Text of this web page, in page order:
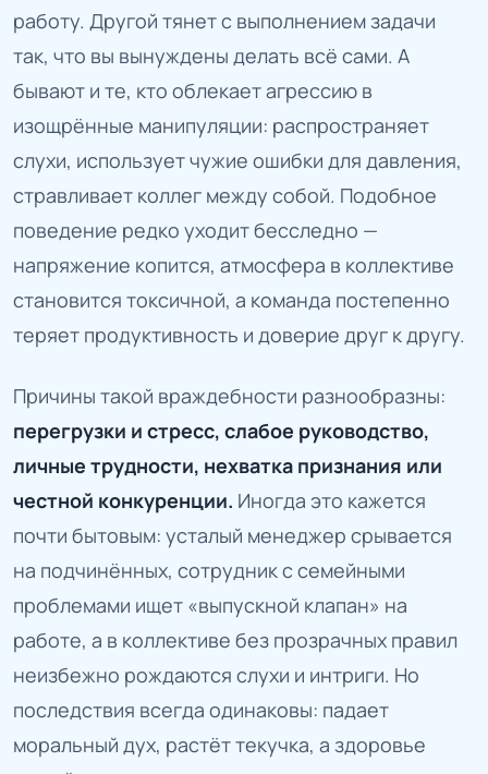
работу. Другой тянет с выполнением задачи
так, что вы вынуждены делать всё сами. А
бывают и те, кто облекает агрессию в
изощрённые манипуляции: распространяет
слухи, использует чужие ошибки для давления,
стравливает коллег между собой. Подобное
поведение редко уходит бесследно —
напряжение копится, атмосфера в коллективе
становится токсичной, а команда постепенно
теряет продуктивность и доверие друг к другу.
Причины такой враждебности разнообразны:
перегрузки и стресс, слабое руководство,
личные трудности, нехватка признания или
честной конкуренции. Иногда это кажется
почти бытовым: усталый менеджер срывается
на подчинённых, сотрудник с семейными
проблемами ищет «выпускной клапан» на
работе, а в коллективе без прозрачных правил
неизбежно рождаются слухи и интриги. Но
последствия всегда одинаковы: падает
моральный дух, растёт текучка, а здоровье